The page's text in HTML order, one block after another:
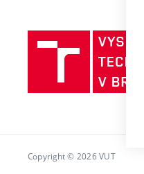
Copyright © 2026 VUT